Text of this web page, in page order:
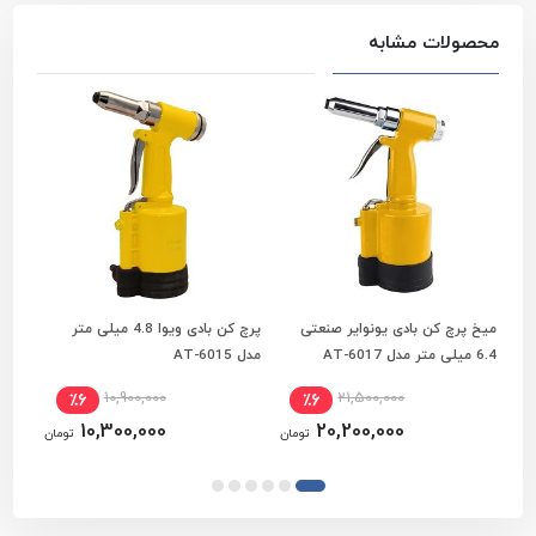
محصولات مشابه
افزودن به سبد خرید
میخ پرچ کن بادی یونوایر صنعتی
6.4 میلی متر مدل AT-6017
21,500,000 ٪6
20,200,000 تومان
افزودن به سبد خرید
پرچ کن بادی ویوا 4.8 میلی متر
مدل AT-6015
10,900,000 ٪6
10,300,000 تومان